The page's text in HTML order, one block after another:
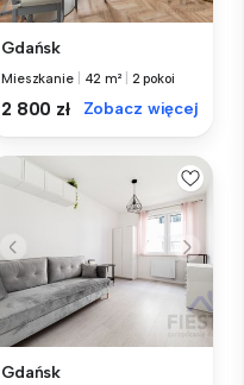
Gdańsk
Mieszkanie 42 m² 2 pokoi
2 800 zł Zobacz więcej
Gdańsk